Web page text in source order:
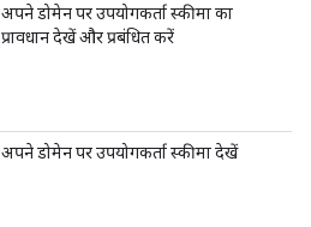
अपने डोमेन पर उपयोगकर्ता स्कीमा का
प्रावधान देखें और प्रबंधित करें
अपने डोमेन पर उपयोगकर्ता स्कीमा देखें